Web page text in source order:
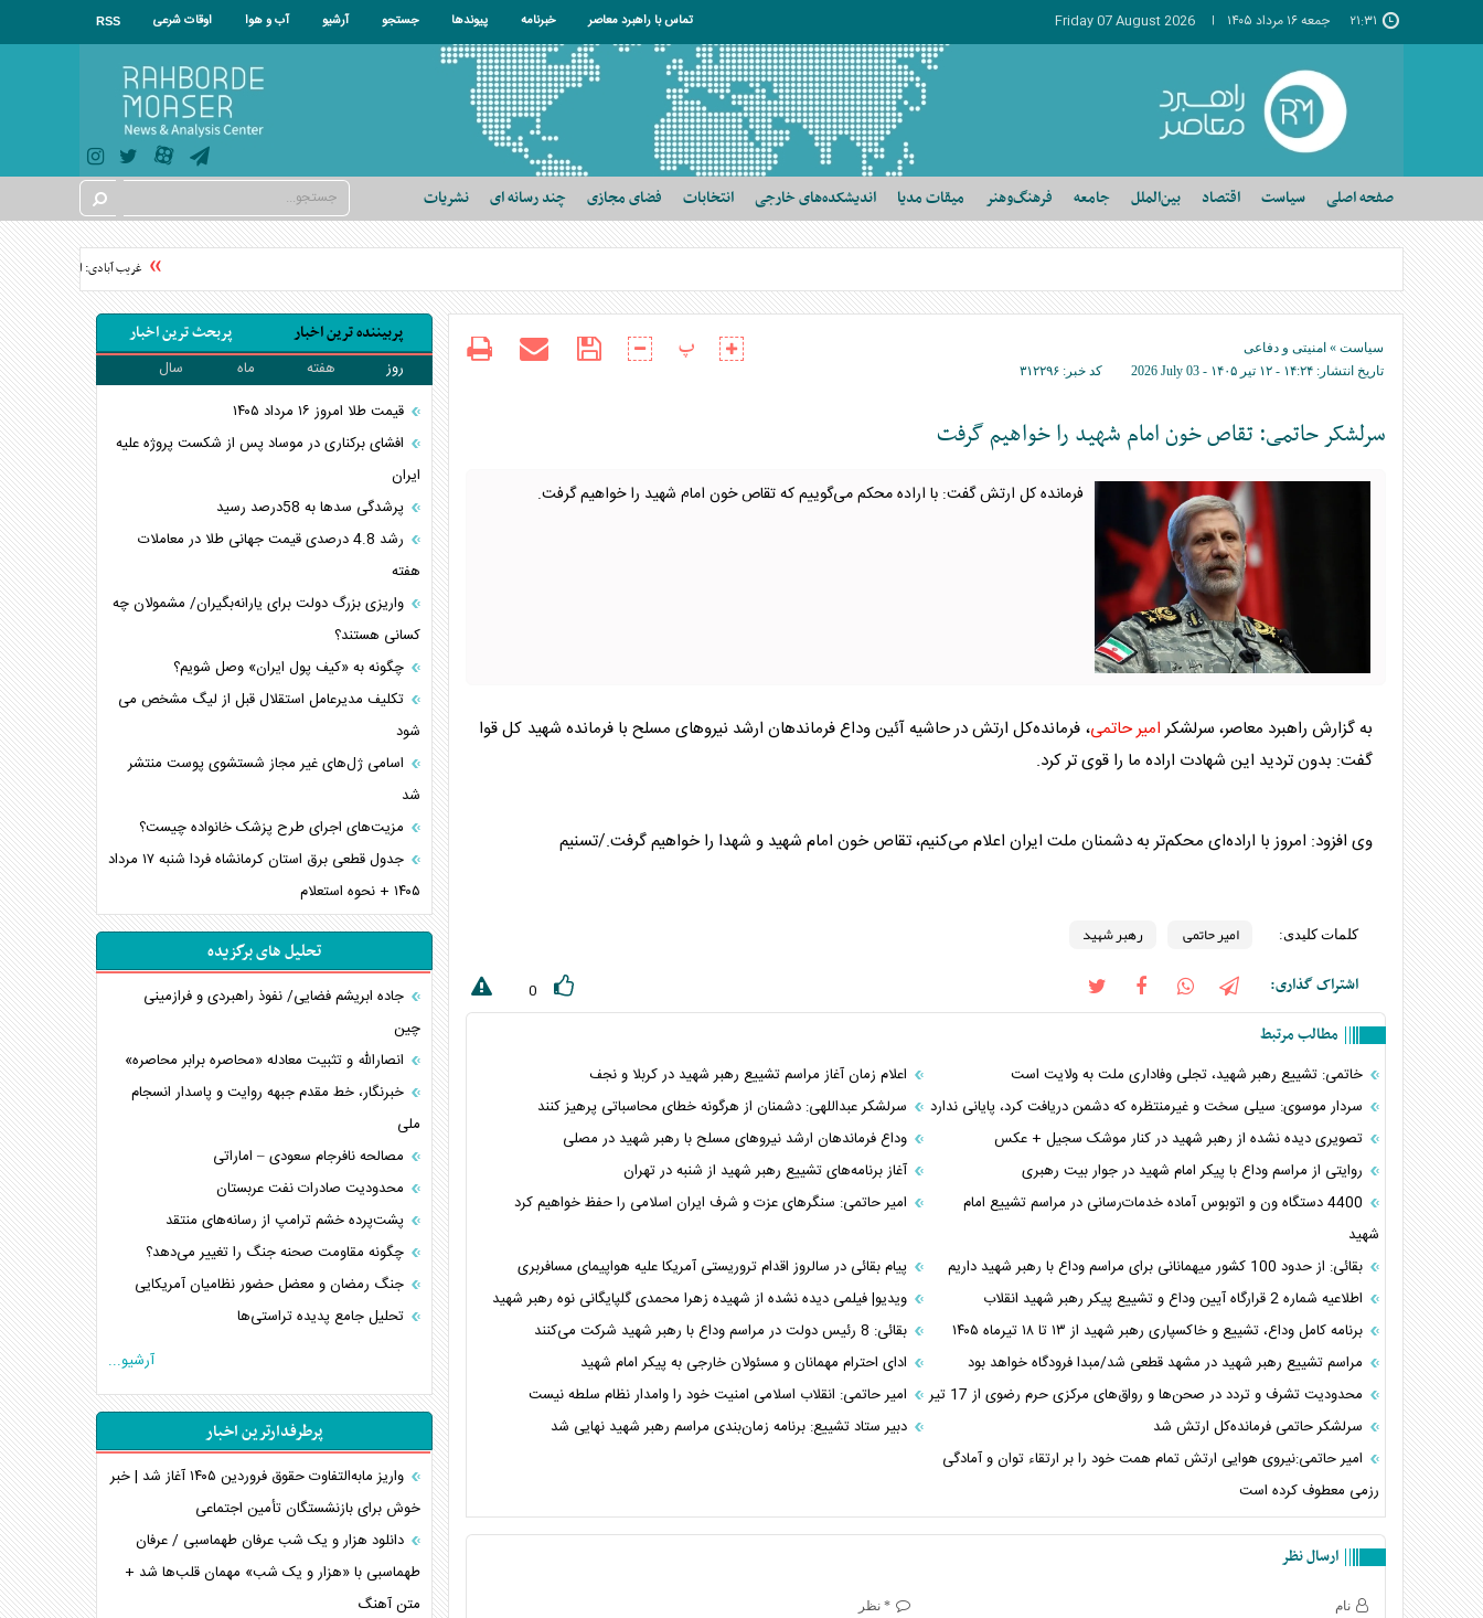
۲۱:۳۱ جمعه ۱۶ مرداد ۱۴۰۵ Friday 07 August 2026 تماس با راهبرد معاصر خبرنامه پیوندها جستجو آرشیو آب و هوا اوقات شرعی RSS
صفحه اصلی سیاست اقتصاد بین‌الملل جامعه فرهنگ‌وهنر میقات مدیا اندیشکده‌های خارجی انتخابات فضای مجازی چند رسانه ای نشریات
غریب آبادی: امنیت خلیج فارس
سیاست » امنیتی و دفاعی
تاریخ انتشار: ۱۴:۲۴ - ۱۲ تير ۱۴۰۵ - 2026 July 03 کد خبر: ۳۱۲۲۹۶
پ
سرلشکر حاتمی: تقاص خون امام شهید را خواهیم گرفت
فرمانده کل ارتش گفت: با اراده محکم می‌گوییم که تقاص خون امام شهید را خواهیم گرفت.
به گزارش راهبرد معاصر، سرلشکرامیر حاتمی، فرمانده‌کل ارتش در حاشیه آئین وداع فرماندهان ارشد نیرو‌های مسلح با فرمانده شهید کل قوا
گفت: بدون تردید این شهادت اراده ما را قوی تر کرد.
وی افزود: امروز با اراده‌ای محکم‌تر به دشمنان ملت ایران اعلام می‌کنیم، تقاص خون امام شهید و شهدا را خواهیم گرفت./تسنیم
کلمات کلیدی: امیر حاتمی رهبر شهید
اشتراک گذاری: 0
مطالب مرتبط
خاتمی: تشییع رهبر شهید، تجلی وفاداری ملت به ولایت است
اعلام زمان آغاز مراسم تشییع رهبر شهید در کربلا و نجف
سردار موسوی: سیلی سخت و غیرمنتظره که دشمن دریافت کرد، پایانی ندارد
سرلشکر عبداللهی: دشمنان از هرگونه خطای محاسباتی پرهیز کنند
تصویری دیده نشده از رهبر شهید در کنار موشک سجیل + عکس
وداع فرماندهان ارشد نیروهای مسلح با رهبر شهید در مصلی
روایتی از مراسم وداع با پیکر امام شهید در جوار بیت رهبری
آغاز برنامه‌های تشییع رهبر شهید از شنبه در تهران
4400 دستگاه ون و اتوبوس آماده خدمات‌رسانی در مراسم تشییع امام
شهید
امیر حاتمی: سنگرهای عزت و شرف ایران اسلامی را حفظ خواهیم کرد
بقائی: از حدود 100 کشور میهمانانی برای مراسم وداع با رهبر شهید داریم
پیام بقائی در سالروز اقدام تروریستی آمریکا علیه هواپیمای مسافربری
اطلاعیه شماره 2 قرارگاه آیین وداع و تشییع پیکر رهبر شهید انقلاب
ویدیو| فیلمی دیده نشده از شهیده زهرا محمدی گلپایگانی نوه رهبر شهید
برنامه کامل وداع، تشییع و خاکسپاری رهبر شهید از ۱۳ تا ۱۸ تیرماه ۱۴۰۵
بقائی: 8 رئیس دولت در مراسم وداع با رهبر شهید شرکت می‌کنند
مراسم تشییع رهبر شهید در مشهد ‌قطعی شد/مبدا فرودگاه خواهد بود
ادای احترام مهمانان و مسئولان خارجی به پیکر امام شهید
محدودیت‌ تشرف و تردد در صحن‌ها و رواق‌های مرکزی حرم رضوی از 17 تیر
امیر حاتمی: انقلاب اسلامی امنیت خود را وامدار نظام‌ سلطه نیست
سرلشکر حاتمی فرمانده‌کل ارتش شد
دبیر ستاد تشییع: برنامه زمان‌بندی مراسم رهبر شهید نهایی شد
امیر حاتمی:نیروی هوایی ارتش تمام همت خود را بر ارتقاء توان و آمادگی
رزمی معطوف کرده است
ارسال نظر
نام * نظر
پربیننده ترین اخبار پربحث ترین اخبار
روز هفته ماه
سال
قیمت طلا امروز ۱۶ مرداد ۱۴۰۵
افشای برکناری در موساد پس از شکست پروژه علیه
ایران
پرشدگی سدها به 58درصد رسید
رشد 4.8 درصدی قیمت جهانی طلا در معاملات
هفته
واریزی بزرگ دولت برای یارانه‌بگیران/ مشمولان چه
کسانی هستند؟
چگونه به «کیف پول ایران» وصل شویم؟
تکلیف مدیرعامل استقلال قبل از لیگ مشخص می
شود
اسامی ژل‌های غیر مجاز شستشوی پوست منتشر
شد
مزیت‌های اجرای طرح پزشک خانواده چیست؟
جدول قطعی برق استان کرمانشاه فردا شنبه ۱۷ مرداد
۱۴۰۵ + نحوه استعلام
تحلیل های برگزیده
جاده ابریشم فضایی/ نفوذ راهبردی و فرازمینی
چین
انصارالله و تثبیت معادله «محاصره برابر محاصره»
خبرنگار، خط مقدم جبهه روایت و پاسدار انسجام
ملی
مصالحه نافرجام سعودی – اماراتی
محدودیت صادرات نفت عربستان
پشت‌پرده خشم ترامپ از رسانه‌های منتقد
چگونه مقاومت صحنه جنگ را تغییر می‌دهد؟
جنگ رمضان و معضل حضور نظامیان آمریکایی
تحلیل جامع پدیده تراستی‌ها
غرب
اربعین، کابوس مشترک تل‌آویو-واشنگتن
برنامه هفتم توسعه در نقطه کور سیاستگذاری
کنوانسیون دریای خزر در راستای منافع ملی است؟
اوکراین بازوی مخرب آمریکا در غرب آسیا
اهمیت راهبردی اردن برای آمریکا
پیام، ظرفیت بالفعل‌نشده تجارت ایران
آرشیو...
پرطرفدارترین اخبار
واریز مابه‌التفاوت حقوق فروردین ۱۴۰۵ آغاز شد | خبر
خوش برای بازنشستگان تأمین اجتماعی
دانلود هزار و یک شب عرفان طهماسبی / عرفان
طهماسبی با «هزار و یک شب» مهمان قلب‌ها شد +
متن آهنگ